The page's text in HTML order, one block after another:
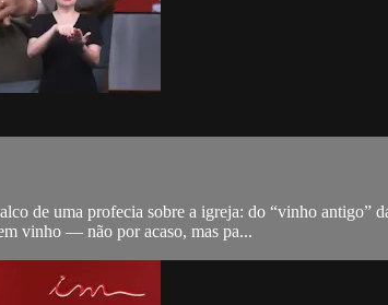
de uma profecia sobre a igreja: do “vinho antigo”
vinho — não por acaso, mas pa...